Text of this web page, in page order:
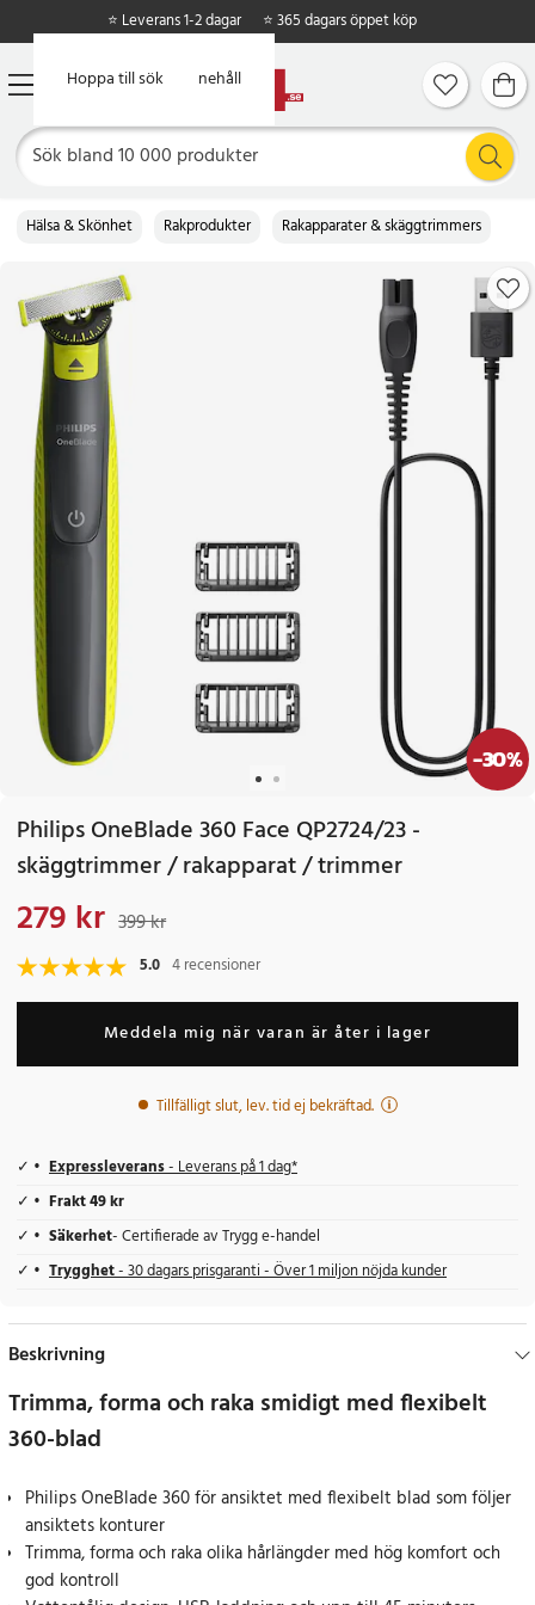
Hoppa till huvudinnehåll
Hoppa till sök
⭐ Leverans 1-2 dagar ⭐ 365 dagars öppet köp
Hälsa & Skönhet Rakprodukter Rakapparater & skäggtrimmers
-30%
Philips OneBlade 360 Face QP2724/23 -
skäggtrimmer / rakapparat / trimmer
Nuvarande pris
279 kr 399 kr
5.0 4 recensioner
Meddela mig när varan är åter i lager
Tillfälligt slut, lev. tid ej bekräftad.
Expressleverans- Leverans på 1 dag*
Frakt 49 kr
Säkerhet- Certifierade av Trygg e-handel
Trygghet- 30 dagars prisgaranti - Över 1 miljon nöjda kunder
Beskrivning
Trimma, forma och raka smidigt med flexibelt
360-blad
Philips OneBlade 360 för ansiktet med flexibelt blad som följer
ansiktets konturer
Trimma, forma och raka olika hårlängder med hög komfort och
god kontroll